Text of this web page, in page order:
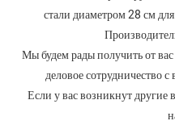
Мы будем рады получить от
деловое сотрудничество
Если у вас возникнут другие